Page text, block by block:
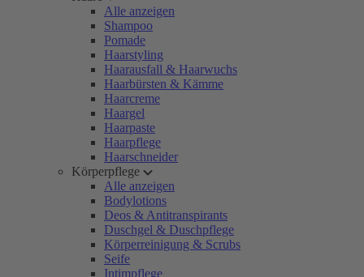
Alle anzeigen
Shampoo
Pomade
Haarstyling
Haarausfall & Haarwuchs
Haarbürsten & Kämme
Haarcreme
Haargel
Haarpaste
Haarpflege
Haarschneider
Körperpflege
Alle anzeigen
Bodylotions
Deos & Antitranspirants
Duschgel & Duschpflege
Körperreinigung & Scrubs
Seife
Intimpflege